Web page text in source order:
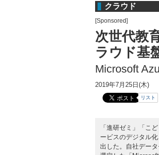
クラウド
[Sponsored]
次世代教
ラウド基
Microsoft
2019年7月25日(木)
リスト
「進研ゼミ」「こ
ービスのデジタル
出した。自社デー